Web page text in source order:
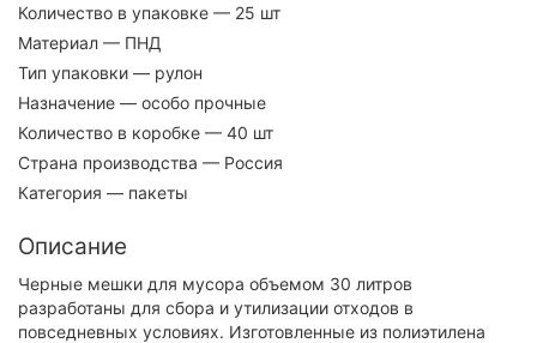
Количество в упаковке — 25 шт
Материал — ПНД
Тип упаковки — рулон
Назначение — особо прочные
Количество в коробке — 40 шт
Страна производства — Россия
Категория — пакеты
Описание
Черные мешки для мусора объемом 30 литров
разработаны для сбора и утилизации отходов в
повседневных условиях. Изготовленные из полиэтилена